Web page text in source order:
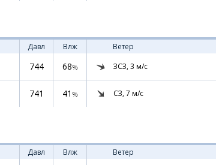
Давл Влж
Ветер
744 68% ЗСЗ, 3 м/с
741 41 % СЗ, 7 м/с
Давл Влж
Ветер